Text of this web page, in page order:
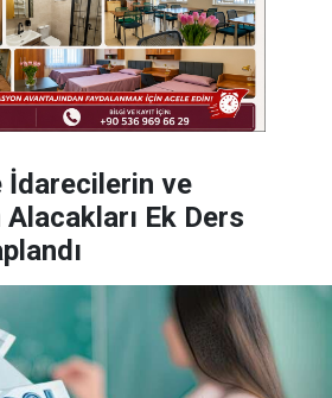
İdarecilerin ve
Ek Ders